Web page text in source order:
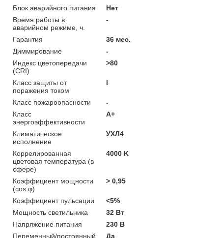
Блок аварийного питания
Нет
Время работы в
аварийном режиме, ч.
-
Гарантия
36 мес.
Диммирование
-
Индекс цветопередачи
(CRI)
>80
Класс защиты от
поражения током
I
Класс пожароопасности
-
Класс
энергоэффективности
A+
Климатическое
исполнение
УХЛ4
Коррелированная
цветовая температура (в
сфере)
4000 K
Коэффициент мощности
(cos φ)
> 0,95
Коэффициент пульсации
<5%
Мощность светильника
32 Вт
Напряжение питания
230 В
Переменный/постоянный
Да